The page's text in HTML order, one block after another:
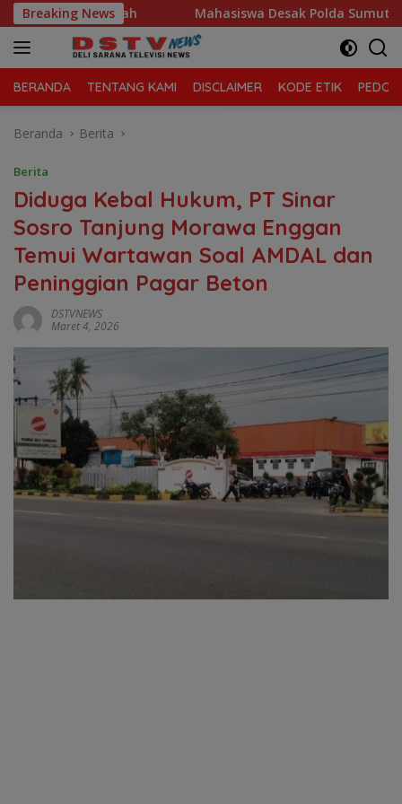
Langsung
ke
konten
Breaking NewsMahasiswa Desak Polda Sumut Tutup Dugaan
BERANDA TENTANG KAMI DISCLAIMER KODE ETIK
Beranda Berita
Berita
Diduga Kebal Hukum, PT Sinar
Sosro Tanjung Morawa Enggan
Temui Wartawan Soal AMDAL dan
Peninggian Pagar Beton
DSTVNEWS
Maret 4, 2026